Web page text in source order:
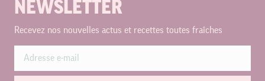
NEWSLETTER
Recevez nos nouvelles actus et recettes toutes fraîches